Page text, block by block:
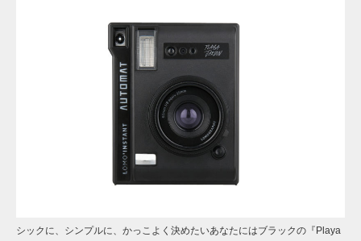
シックに、シンプルに、かっこよく決めたいあなたにはブラックの『Playa